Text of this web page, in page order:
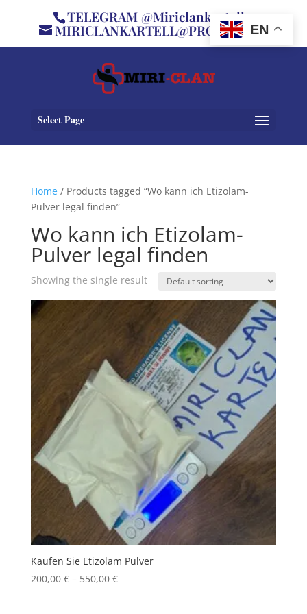
TELEGRAM @Miriclankartell
MIRICLANKARTELL@PROTON.ME
Select Page
Home/ Products tagged “Wo kann ich Etizolam-
Pulver legal finden”
Wo kann ich Etizolam-
Pulver legal finden
Showing the single result
Kaufen Sie Etizolam Pulver
200,00 € – 550,00 €Price
EN